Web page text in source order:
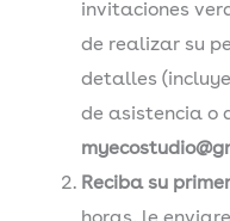
invitaciones
de realizar su
detalles
de asistencia o
Reciba su